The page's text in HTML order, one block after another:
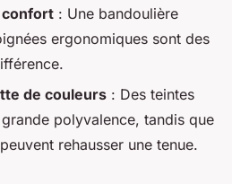
confort : Une bandoulière
ergonomiques sont des
de couleurs : Des teintes
polyvalence, tandis que
rehausser une tenue.